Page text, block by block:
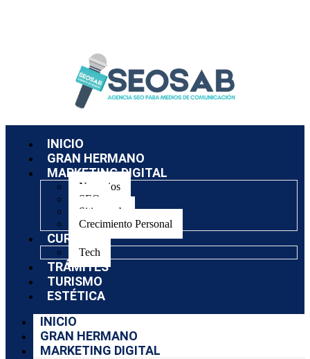
INICIO
GRAN HERMANO
MARKETING DIGITAL
Negocios
SEO
Sitios web
Crecimiento Personal
CURSOS
Tech
TRÁMITES
TURISMO
ESTÉTICA
INICIO
GRAN HERMANO
MARKETING DIGITAL